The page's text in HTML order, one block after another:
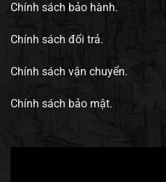
Chính sách bảo hành.
Chính sách đổi trả.
Chính sách vận chuyển.
Chính sách bảo mật.